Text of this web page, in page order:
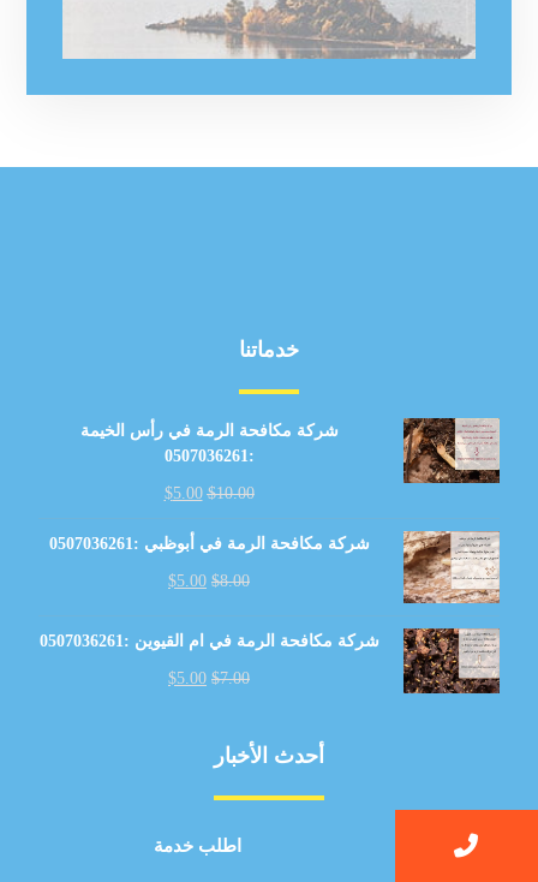
خدماتنا
شركة مكافحة الرمة في رأس الخيمة
:0507036261
$10.00
$5.00
شركة مكافحة الرمة في أبوظبي :0507036261
$8.00
$5.00
شركة مكافحة الرمة في ام القيوين :0507036261
$7.00
$5.00
أحدث الأخبار
دليل شامل لخدمات غسيل السجاد في دبي وجميع
اطلب خدمة